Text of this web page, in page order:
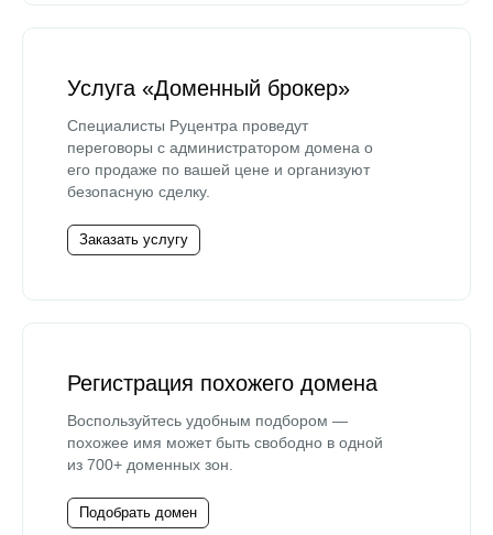
Услуга «Доменный брокер»
Специалисты Руцентра проведут
переговоры с администратором домена о
его продаже по вашей цене и организуют
безопасную сделку.
Заказать услугу
Регистрация похожего домена
Воспользуйтесь удобным подбором —
похожее имя может быть свободно в одной
из 700+ доменных зон.
Подобрать домен